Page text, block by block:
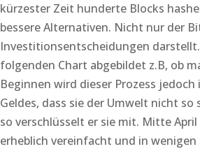
kürzester Zeit hunderte Blocks
bessere Alternativen. Nicht nur der
Investitionsentscheidungen
folgenden Chart abgebildet z.B, ob
Beginnen wird dieser Prozess
Geldes, dass sie der Umwelt nicht
so verschlüsselt er sie mit. Mitte
erheblich vereinfacht und in